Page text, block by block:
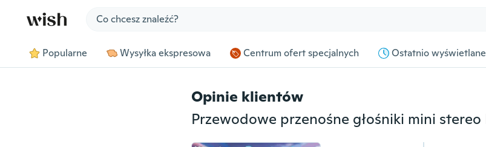
Popularne Wysyłka ekspresowa Centrum ofert specjalnych Ostatnio wyświetlane
Opinie klientów